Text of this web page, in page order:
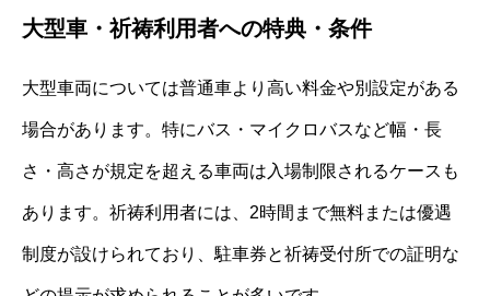
大型車・祈祷利用者への特典・条件
大型車両については普通車より高い料金や別設定がある
場合があります。特にバス・マイクロバスなど幅・長
さ・高さが規定を超える車両は入場制限されるケースも
あります。祈祷利用者には、2時間まで無料または優遇
制度が設けられており、駐車券と祈祷受付所での証明な